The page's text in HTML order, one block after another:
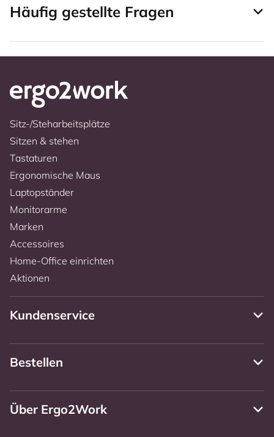
Häufig gestellte Fragen
Sitz-/Steharbeitsplätze
Sitzen & stehen
Tastaturen
Ergonomische Maus
Laptopständer
Monitorarme
Marken
Accessoires
Home-Office einrichten
Aktionen
Kundenservice
Bestellen
Über Ergo2Work